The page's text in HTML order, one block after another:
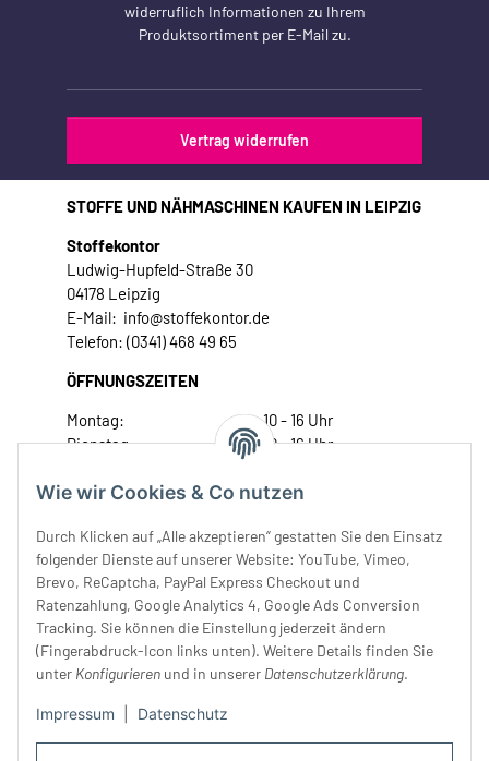
Wie wir Cookies & Co nutzen
Durch Klicken auf „Alle akzeptieren“ gestatten Sie den Einsatz
folgender Dienste auf unserer Website: YouTube, Vimeo,
Brevo, ReCaptcha, PayPal Express Checkout und
Ratenzahlung, Google Analytics 4, Google Ads Conversion
Tracking. Sie können die Einstellung jederzeit ändern
(Fingerabdruck-Icon links unten). Weitere Details finden Sie
unter Konfigurieren und in unserer Datenschutzerklärung.
Impressum Datenschutz
widerruflich Informationen zu Ihrem
Produktsortiment per E-Mail zu.
Vertrag widerrufen
STOFFE UND NÄHMASCHINEN KAUFEN IN LEIPZIG
Stoffekontor
Ludwig-Hupfeld-Straße 30
04178 Leipzig
E-Mail: info@stoffekontor.de
Telefon: (0341) 468 49 65
ÖFFNUNGSZEITEN
Montag:
10 - 16 Uhr
Dienstag:
10 - 16 Uhr
Donnerstag:
10 - 18 Uhr
Samstag:
10 - 14 Uhr
Unser Service
Rechtliches